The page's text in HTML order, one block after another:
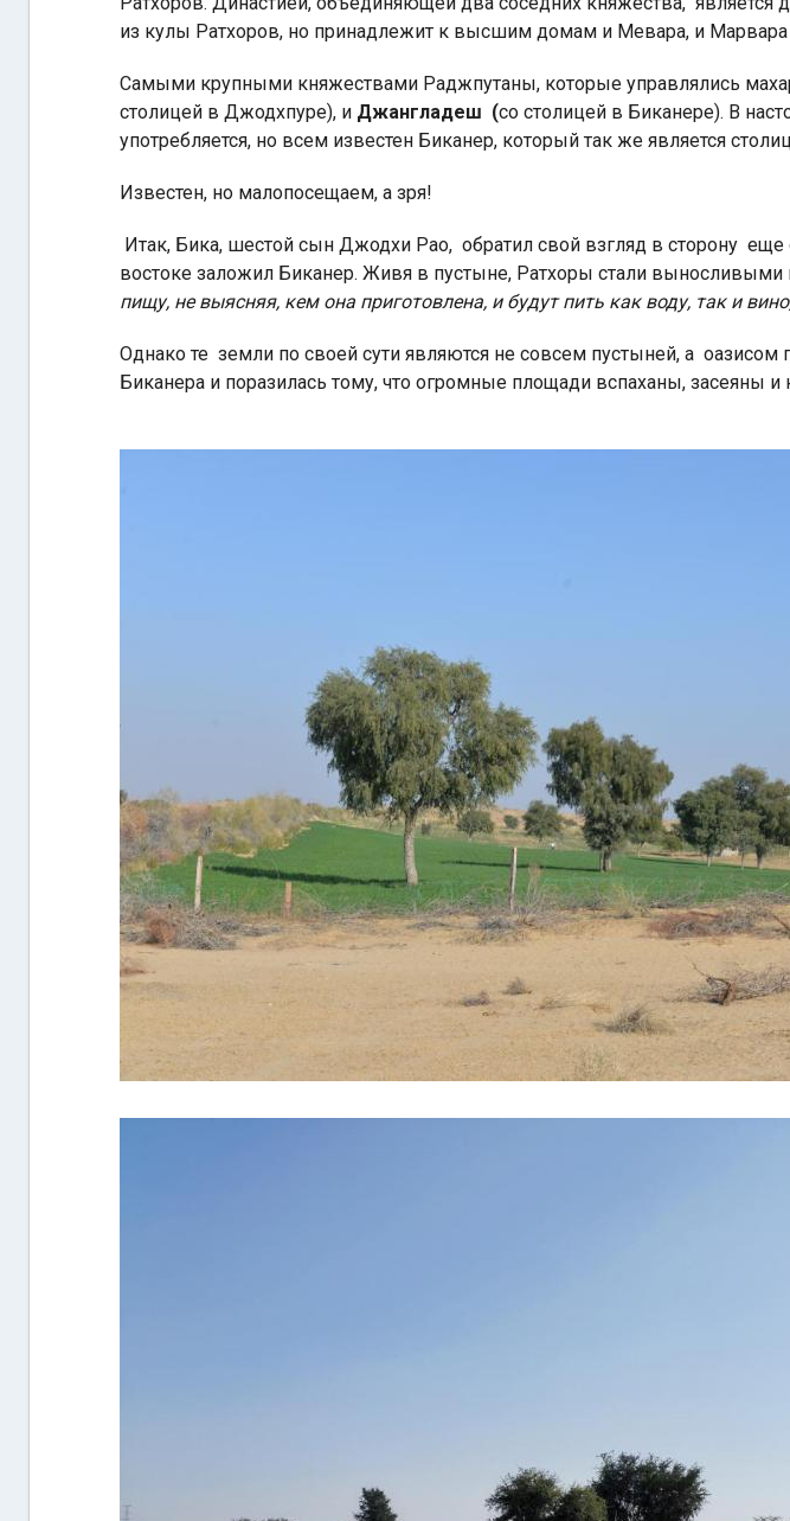
из кулы Ратхоров, но принадлежит к высшим домам и Мевара, и
Самыми крупными княжествами Раджпутаны, которые управлялись
столицей в Джодхпуре), и Джангладеш (со столицей в Биканере). В
употребляется, но всем известен Биканер, который так же является
Известен, но малопосещаем, а зря!
Итак, Бика, шестой сын Джодхи Рао, обратил свой взгляд в сторону
востоке заложил Биканер. Живя в пустыне, Ратхоры стали
пищу, не выясняя, кем она приготовлена, и будут пить как воду, так и
Однако те земли по своей сути являются не совсем пустыней, а оазисом
Биканера и поразилась тому, что огромные площади вспаханы, засеяны и